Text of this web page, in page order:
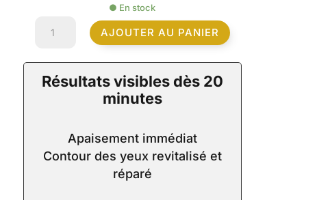
● En stock
Collagen
AJOUTER AU PANIER
Résultats visibles dès 20
minutes
Apaisement immédiat
Contour des yeux revitalisé et
réparé